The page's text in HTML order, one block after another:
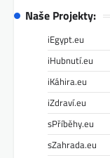
Naše Projekty:
iEgypt.eu
iHubnutí.eu
iKáhira.eu
iZdraví.eu
sPříběhy.eu
sZahrada.eu